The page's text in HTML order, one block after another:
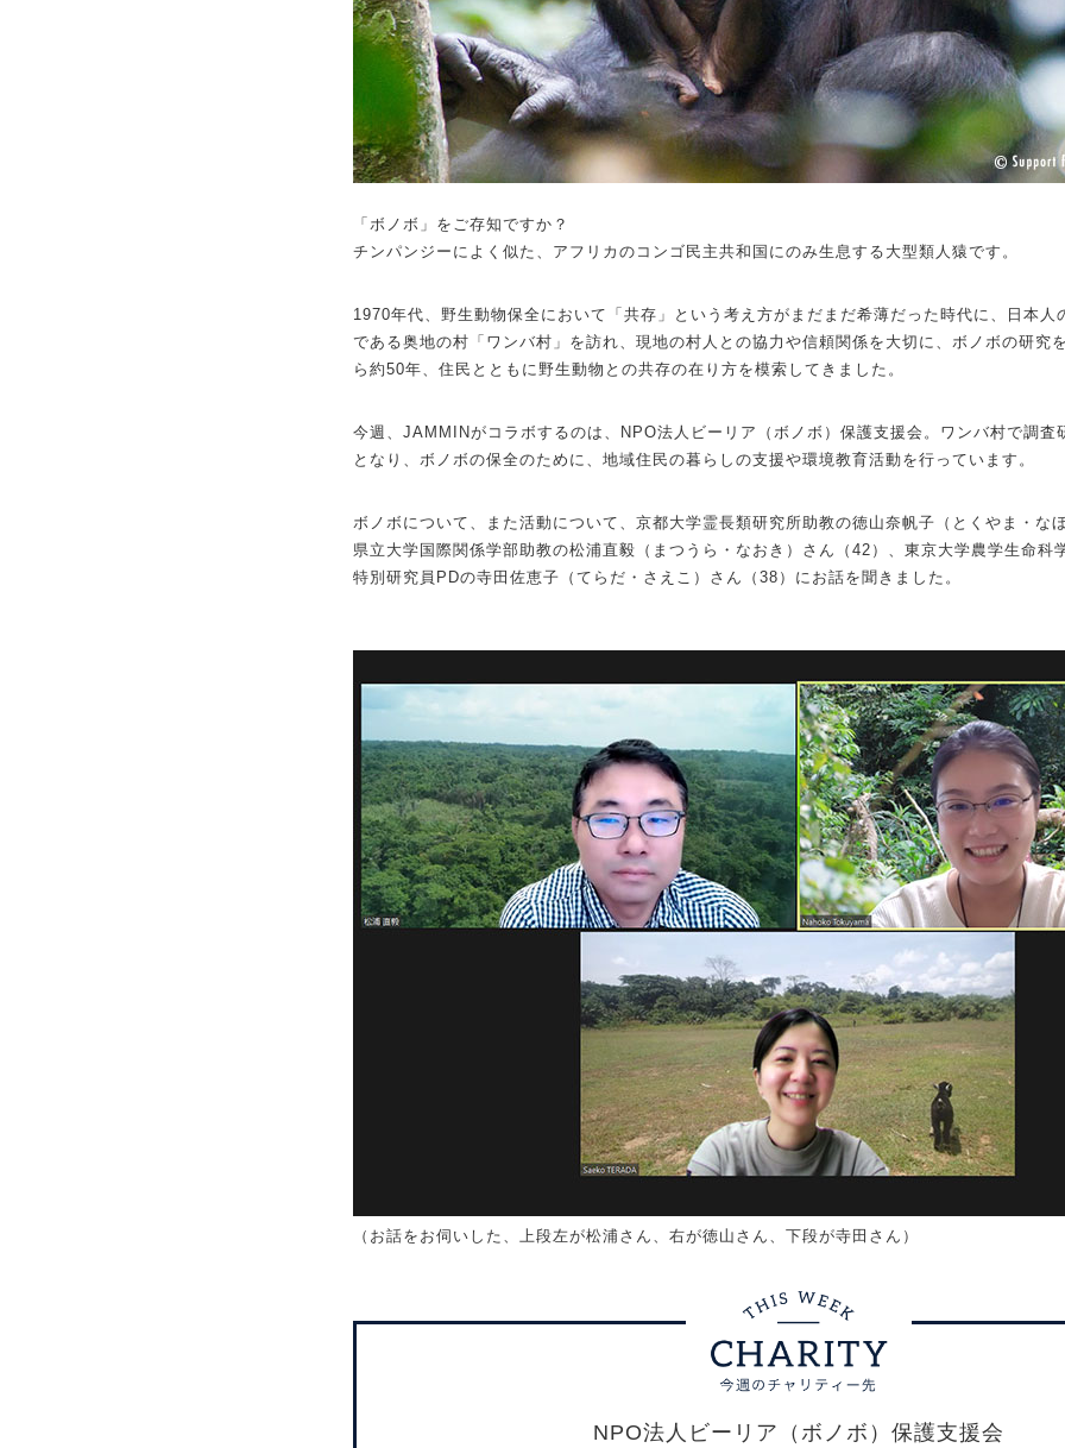
「ボノボ」をご存知ですか？
チンパンジーによく似た、アフリカのコンゴ民主共和国にのみ生息する大型類人猿です。
1970年代、野生動物保全において「共存」という考え方がまだまだ希薄だった時代に、日本人
である奥地の村「ワンバ村」を訪れ、現地の村人との協力や信頼関係を大切に、ボノボの研究
ら約50年、住民とともに野生動物との共存の在り方を模索してきました。
今週、JAMMINがコラボするのは、NPO法人ビーリア（ボノボ）保護支援会。ワンバ村で調査
となり、ボノボの保全のために、地域住民の暮らしの支援や環境教育活動を行っています。
ボノボについて、また活動について、京都大学霊長類研究所助教の徳山奈帆子（とくやま・な
県立大学国際関係学部助教の松浦直毅（まつうら・なおき）さん（42）、東京大学農学生命科
特別研究員PDの寺田佐恵子（てらだ・さえこ）さん（38）にお話を聞きました。
（お話をお伺いした、上段左が松浦さん、右が徳山さん、下段が寺田さん）
NPO法人ビーリア（ボノボ）保護支援会